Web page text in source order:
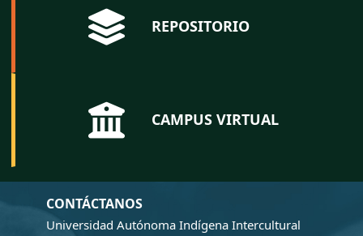
REPOSITORIO
CAMPUS VIRTUAL
CONTÁCTANOS
Universidad Autónoma Indígena Intercultural